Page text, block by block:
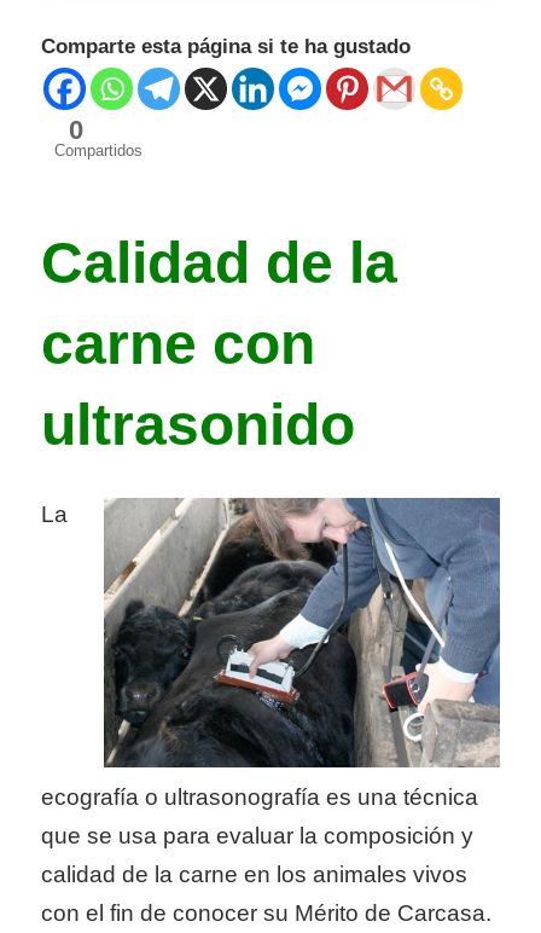
Comparte esta página si te ha gustado
0
Compartidos
Calidad de la
carne con
ultrasonido
La
ecografía o ultrasonografía es una técnica
que se usa para evaluar la composición y
calidad de la carne en los animales vivos
con el fin de conocer su Mérito de Carcasa.